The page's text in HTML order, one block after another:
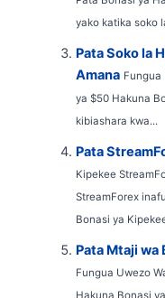
yako katika soko
Pata Soko la
Amana Fungua
ya $50 Hakuna
kibiashara kwa...
Pata
Kipekee
StreamForex
Bonasi ya
Pata Mtaji wa
Fungua Uwezo
Hakuna Bonasi